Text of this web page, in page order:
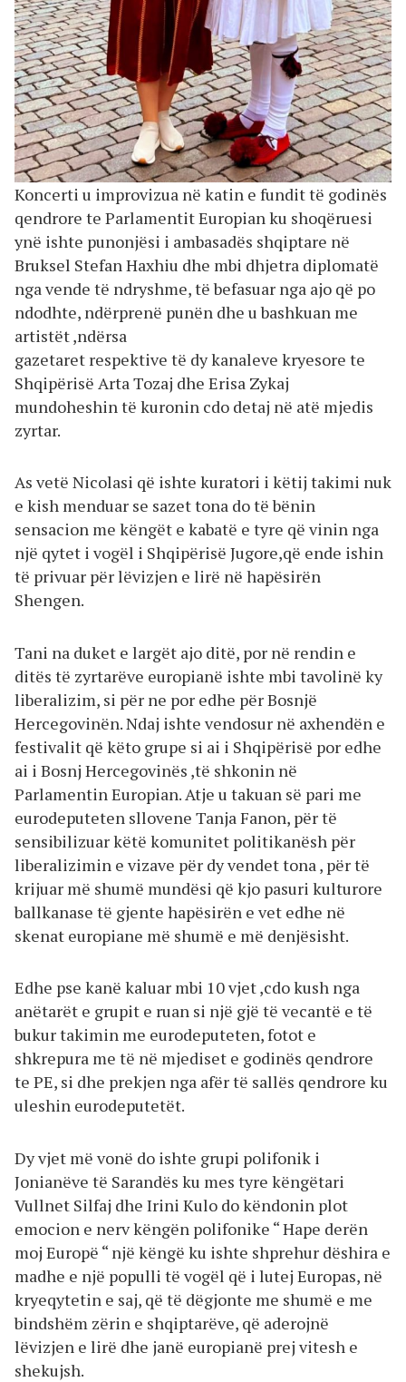
Koncerti u improvizua në katin e fundit të godinës
qendrore te Parlamentit Europian ku shoqëruesi
ynë ishte punonjësi i ambasadës shqiptare në
Bruksel Stefan Haxhiu dhe mbi dhjetra diplomatë
nga vende të ndryshme, të befasuar nga ajo që po
ndodhte, ndërprenë punën dhe u bashkuan me
artistët ,ndërsa
gazetaret respektive të dy kanaleve kryesore te
Shqipërisë Arta Tozaj dhe Erisa Zykaj
mundoheshin të kuronin cdo detaj në atë mjedis
zyrtar.
As vetë Nicolasi që ishte kuratori i këtij takimi nuk
e kish menduar se sazet tona do të bënin
sensacion me këngët e kabatë e tyre që vinin nga
një qytet i vogël i Shqipërisë Jugore,që ende ishin
të privuar për lëvizjen e lirë në hapësirën
Shengen.
Tani na duket e largët ajo ditë, por në rendin e
ditës të zyrtarëve europianë ishte mbi tavolinë ky
liberalizim, si për ne por edhe për Bosnjë
Hercegovinën. Ndaj ishte vendosur në axhendën e
festivalit që këto grupe si ai i Shqipërisë por edhe
ai i Bosnj Hercegovinës ,të shkonin në
Parlamentin Europian. Atje u takuan së pari me
eurodeputeten sllovene Tanja Fanon, për të
sensibilizuar këtë komunitet politikanësh për
liberalizimin e vizave për dy vendet tona , për të
krijuar më shumë mundësi që kjo pasuri kulturore
ballkanase të gjente hapësirën e vet edhe në
skenat europiane më shumë e më denjësisht.
Edhe pse kanë kaluar mbi 10 vjet ,cdo kush nga
anëtarët e grupit e ruan si një gjë të vecantë e të
bukur takimin me eurodeputeten, fotot e
shkrepura me të në mjediset e godinës qendrore
te PE, si dhe prekjen nga afër të sallës qendrore ku
uleshin eurodeputetët.
Dy vjet më vonë do ishte grupi polifonik i
Jonianëve të Sarandës ku mes tyre këngëtari
Vullnet Silfaj dhe Irini Kulo do këndonin plot
emocion e nerv këngën polifonike “ Hape derën
moj Europë “ një këngë ku ishte shprehur dëshira e
madhe e një populli të vogël që i lutej Europas, në
kryeqytetin e saj, që të dëgjonte me shumë e me
bindshëm zërin e shqiptarëve, që aderojnë
lëvizjen e lirë dhe janë europianë prej vitesh e
shekujsh.